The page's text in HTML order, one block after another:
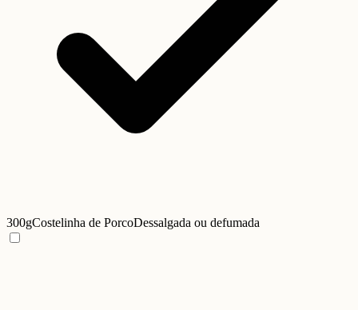
300gCostelinha de PorcoDessalgada ou defumada